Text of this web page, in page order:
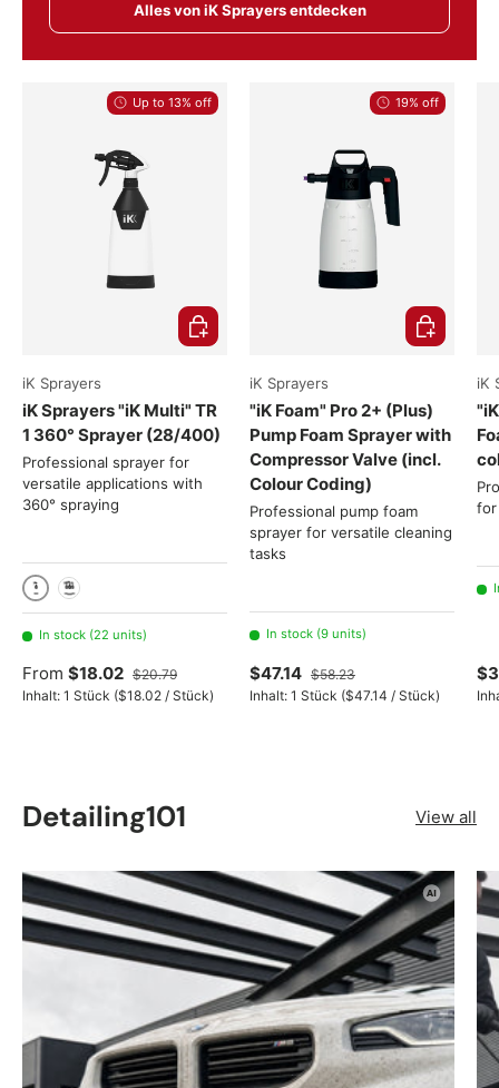
Alles von iK Sprayers entdecken
Up to 13% off
iK Sprayers
iK Sprayers "iK Multi" TR
1 360° Sprayer (28/400)
Professional sprayer for
versatile applications with
360° spraying
1 liter1 liter 3-piece set
In stock (22 units)
From $18.02 $20.79
Inhalt: 1 Stück Unit price
($18.02 / Stück)
Choose options
19% off
iK Sprayers
"iK Foam" Pro 2+ (Plus)
Pump Foam Sprayer with
Compressor Valve (incl.
Colour Coding)
Professional pump foam
sprayer for versatile cleaning
tasks
In stock (9 units)
$47.14 $58.23
Inhalt: 1 Stück Unit price
($47.14 / Stück)
Choose
iK
for
Detailing101 View all